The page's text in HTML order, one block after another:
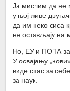
Ја мислим да не
у њој живе
да им неко сиса
не остављају на
Но, ЕУ и ПОПА
У освајању
виде спас за
за наук.